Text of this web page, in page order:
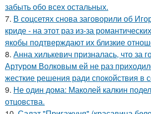
забыть обо всех остальных.
7. В соцсетях снова заговорили об
криде - на этот раз из-за
якобы подтверждают их близкие
8. Анна хилькевич призналась, что за
Артуром Волковым ей не раз
жесткие решения ради спокойствия в
9. Не один дома: Маколей калкин
отцовства.